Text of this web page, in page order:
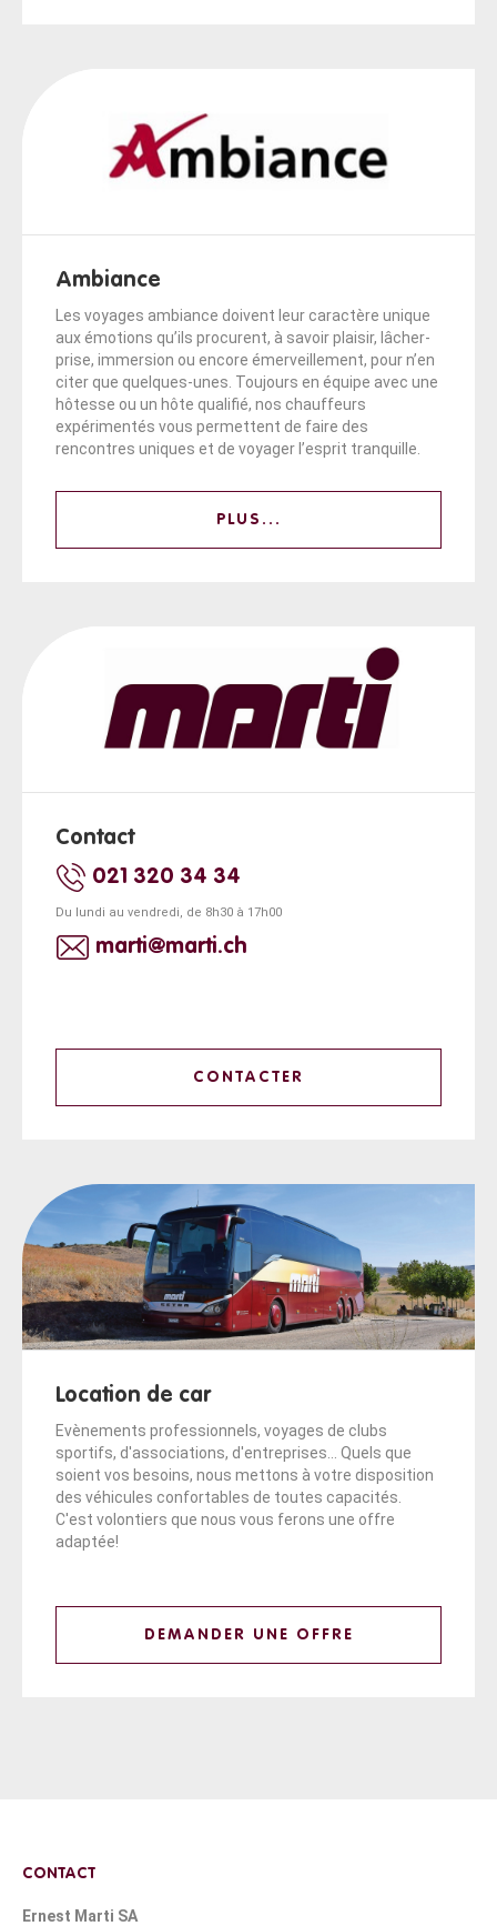
Ambiance
Les voyages ambiance doivent leur caractère unique
aux émotions qu’ils procurent, à savoir plaisir, lâcher-
prise, immersion ou encore émerveillement, pour n’en
citer que quelques-unes. Toujours en équipe avec une
hôtesse ou un hôte qualifié, nos chauffeurs
expérimentés vous permettent de faire des
rencontres uniques et de voyager l’esprit tranquille.
PLUS...
Contact
021 320 34 34
Du lundi au vendredi, de 8h30 à 17h00
marti@marti.ch
CONTACTER
Location de car
Evènements professionnels, voyages de clubs
sportifs, d'associations, d'entreprises... Quels que
soient vos besoins, nous mettons à votre disposition
des véhicules confortables de toutes capacités.
C'est volontiers que nous vous ferons une offre
adaptée!
DEMANDER UNE OFFRE
CONTACT
Ernest Marti SA